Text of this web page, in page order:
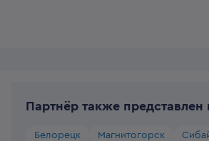
Партнёр также представлен
Белорецк Магнитогорск